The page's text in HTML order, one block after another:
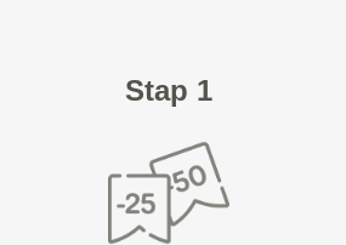
Stap 1